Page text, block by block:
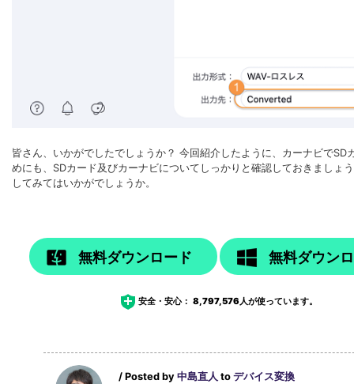
皆さん、いかがでしたでしょうか？ 今回紹介したように、カーナビで
めにも、SDカード及びカーナビについてしっかりと確認しておきまし
してみてはいかがでしょうか。
無料ダウンロード 無料ダウン
安全・安心： 8,797,576人が使っています。
/ Posted by 中島直人 to デバイス変換